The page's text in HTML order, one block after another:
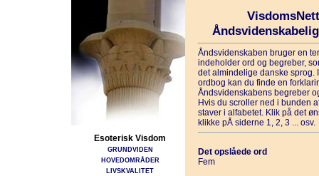
Esoterisk Visdom
GRUNDVIDEN
HOVEDOMRÅDER
LIVSKVALITET
Åndsvidenskaben bruger en
indeholder ord og begreber,
det almindelige danske sprog.
ordbog kan du finde en
Åndsvidenskabens begreber
Hvis du scroller ned i bunden
staver i alfabetet. Klik på det
klikke pÅ siderne 1, 2, 3 ... osv.
Det opslåede ord
Fem